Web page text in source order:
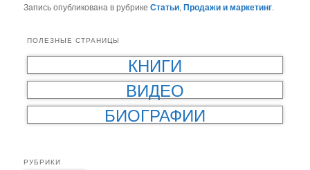
Запись опубликована в рубрикеСтатьи,Продажи и маркетинг.
ПОЛЕЗНЫЕ СТРАНИЦЫ
КНИГИ
ВИДЕО
БИОГРАФИИ
РУБРИКИ